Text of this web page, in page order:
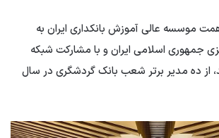
موسسه عالی آموزش بانکداری ایران به
جمهوری اسلامی ایران و با مشارکت شبکه
از ده مدیر برتر شعب بانک گردشگری در سال